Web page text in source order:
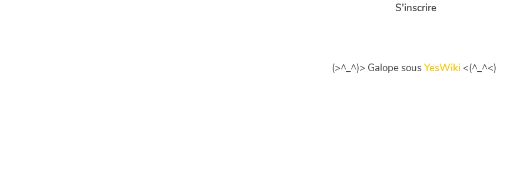
S'inscrire
(>^_^)> Galope sousYesWiki <(^_^<)